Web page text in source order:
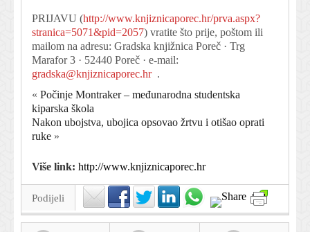
PRIJAVU (http://www.knjiznicaporec.hr/prva.aspx?
stranica=5071&pid=2057) vratite što prije, poštom ili
mailom na adresu: Gradska knjižnica Poreč · Trg
Marafor 3 · 52440 Poreč · e-mail:
gradska@knjiznicaporec.hr.
« Počinje Montraker – međunarodna studentska
kiparska škola
Nakon ubojstva, ubojica opsovao žrtvu i otišao oprati
ruke »
Više link: http://www.knjiznicaporec.hr
Podijeli